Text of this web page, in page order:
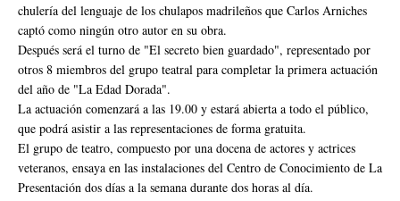
chulería del lenguaje de los chulapos madrileños que Carlos Arniches
captó como ningún otro autor en su obra.
Después será el turno de "El secreto bien guardado", representado por
otros 8 miembros del grupo teatral para completar la primera actuación
del año de "La Edad Dorada".
La actuación comenzará a las 19.00 y estará abierta a todo el público,
que podrá asistir a las representaciones de forma gratuita.
El grupo de teatro, compuesto por una docena de actores y actrices
veteranos, ensaya en las instalaciones del Centro de Conocimiento de La
Presentación dos días a la semana durante dos horas al día.